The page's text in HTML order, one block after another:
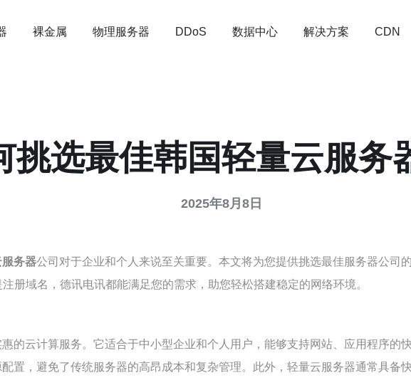
裸金属 物理服务器 DDoS 数据中心 解决方案 CDN
挑选最佳韩国轻量云服务
2025年8月8日
务器公司对于企业和个人来说至关重要。本文将为您提供挑选最佳服务器公司
注册域名，德讯电讯都能满足您的需求，助您轻松搭建稳定的网络环境。
的云计算服务。它适合于中小型企业和个人用户，能够支持网站、应用程序的
配置，避免了传统服务器的高昂成本和复杂管理。此外，轻量云服务器通常具备